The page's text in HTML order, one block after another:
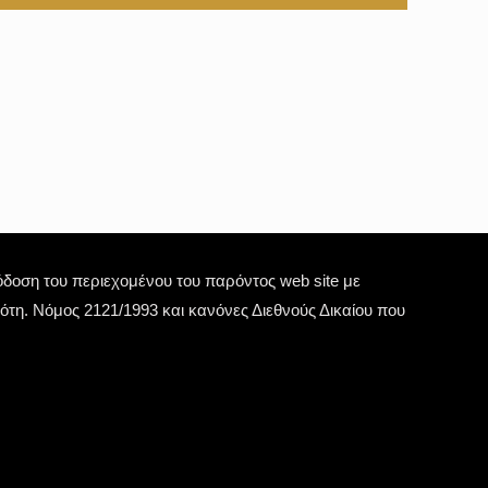
του περιεχομένου του παρόντος web site με
Νόμος 2121/1993 και κανόνες Διεθνούς Δικαίου που